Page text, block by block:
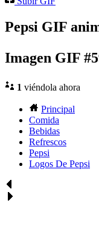
Pepsi GIF
Imagen GIF
1 viéndola ahora
Principal
Comida
Bebidas
Refrescos
Pepsi
Logos De Pepsi